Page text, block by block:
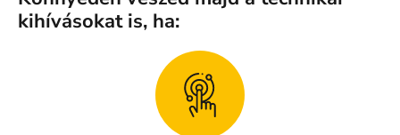
kihívásokat is, ha: